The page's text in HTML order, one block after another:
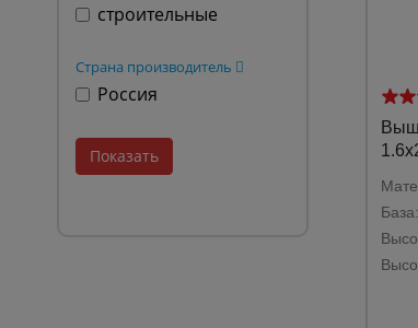
строительные
Страна производитель
Россия
База: